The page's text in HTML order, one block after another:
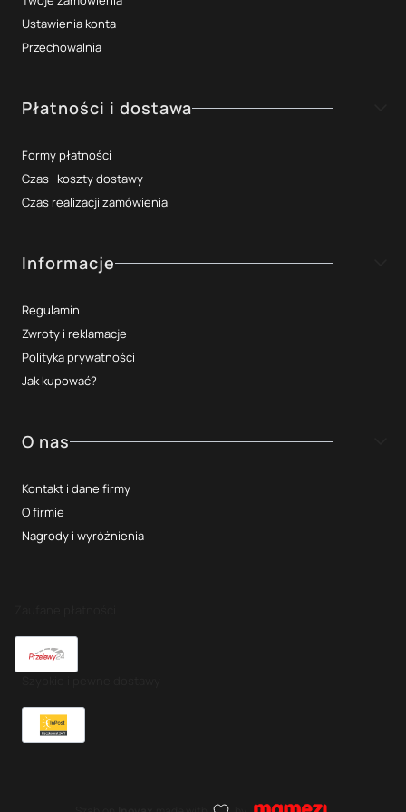
Ustawienia konta
Przechowalnia
Płatności i dostawa
Formy płatności
Czas i koszty dostawy
Czas realizacji zamówienia
Informacje
Regulamin
Zwroty i reklamacje
Polityka prywatności
Jak kupować?
O nas
Kontakt i dane firmy
O firmie
Nagrody i wyróżnienia